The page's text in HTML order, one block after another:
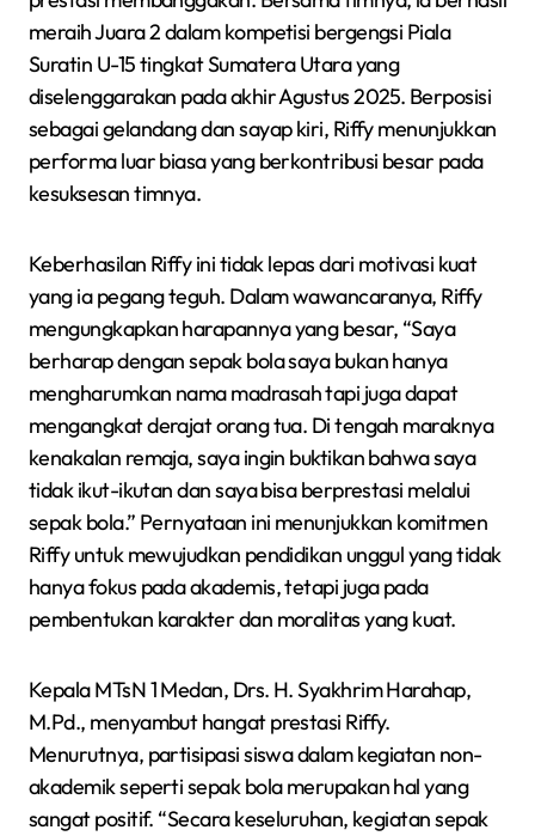
meraih Juara 2 dalam kompetisi bergengsi Piala
Suratin U-15 tingkat Sumatera Utara yang
diselenggarakan pada akhir Agustus 2025. Berposisi
sebagai gelandang dan sayap kiri, Riffy menunjukkan
performa luar biasa yang berkontribusi besar pada
kesuksesan timnya.
Keberhasilan Riffy ini tidak lepas dari motivasi kuat
yang ia pegang teguh. Dalam wawancaranya, Riffy
mengungkapkan harapannya yang besar, “Saya
berharap dengan sepak bola saya bukan hanya
mengharumkan nama madrasah tapi juga dapat
mengangkat derajat orang tua. Di tengah maraknya
kenakalan remaja, saya ingin buktikan bahwa saya
tidak ikut-ikutan dan saya bisa berprestasi melalui
sepak bola.” Pernyataan ini menunjukkan komitmen
Riffy untuk mewujudkan pendidikan unggul yang tidak
hanya fokus pada akademis, tetapi juga pada
pembentukan karakter dan moralitas yang kuat.
Kepala MTsN 1 Medan, Drs. H. Syakhrim Harahap,
M.Pd., menyambut hangat prestasi Riffy.
Menurutnya, partisipasi siswa dalam kegiatan non-
akademik seperti sepak bola merupakan hal yang
sangat positif. “Secara keseluruhan, kegiatan sepak